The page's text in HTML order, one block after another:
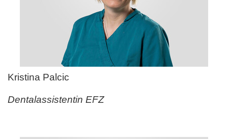
Kristina Palcic
Dentalassistentin EFZ